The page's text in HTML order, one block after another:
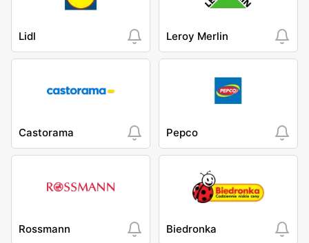
Lidl Leroy Merlin
Castorama Pepco
Rossmann Biedronka